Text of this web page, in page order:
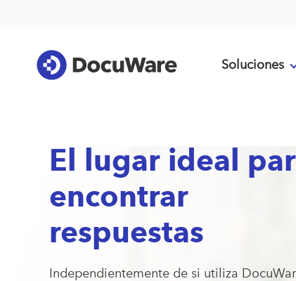
Soluciones
El lugar ideal
encontrar
respuestas
Independientemente de si utiliza